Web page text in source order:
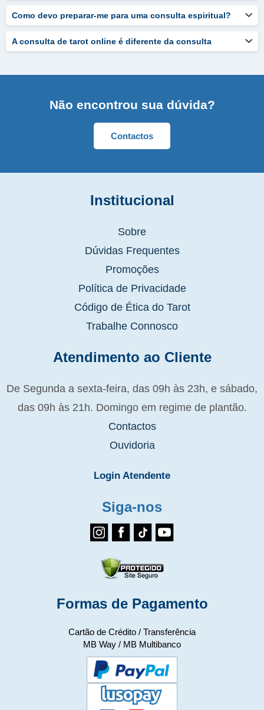
Como devo preparar-me para uma consulta espiritual?
A consulta de tarot online é diferente da consulta
presencial?
Não encontrou sua dúvida?
Contactos
Institucional
Sobre
Dúvidas Frequentes
Promoções
Política de Privacidade
Código de Ética do Tarot
Trabalhe Connosco
Atendimento ao Cliente
De Segunda a sexta-feira, das 09h às 23h, e sábado,
das 09h às 21h. Domingo em regime de plantão.
Contactos
Ouvidoria
Login Atendente
Siga-nos
Formas de Pagamento
Cartão de Crédito / Transferência
MB Way / MB Multibanco